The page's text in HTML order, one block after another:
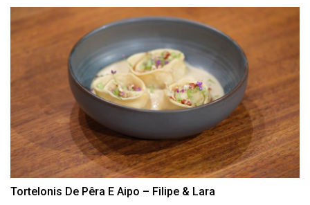
Tortelonis De Pêra E Aipo – Filipe & Lara